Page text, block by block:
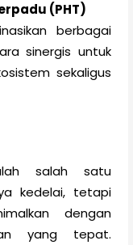
(PHT)
berbagai
sinergis untuk
sekaligus
salah satu
kedelai, tetapi
dengan
yang tepat.